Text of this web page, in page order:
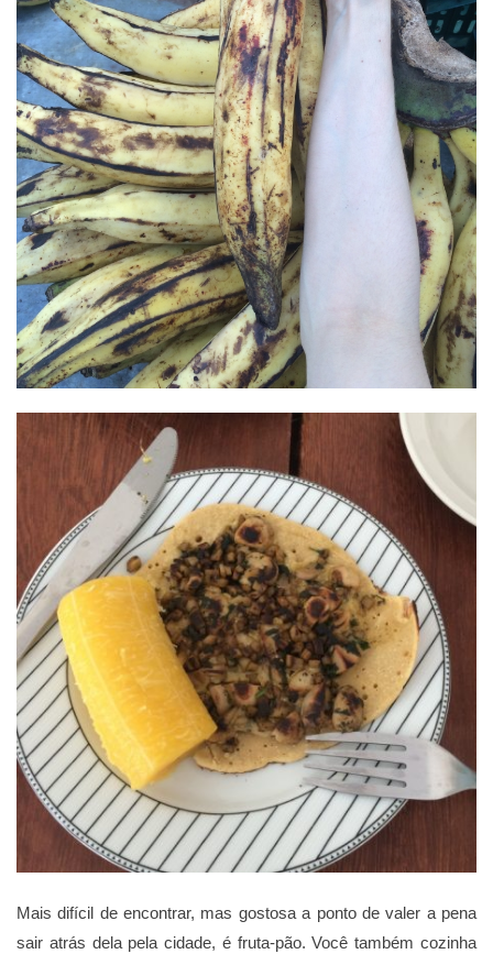
Mais difícil de encontrar, mas gostosa a ponto de valer a pena
sair atrás dela pela cidade, é fruta-pão. Você também cozinha